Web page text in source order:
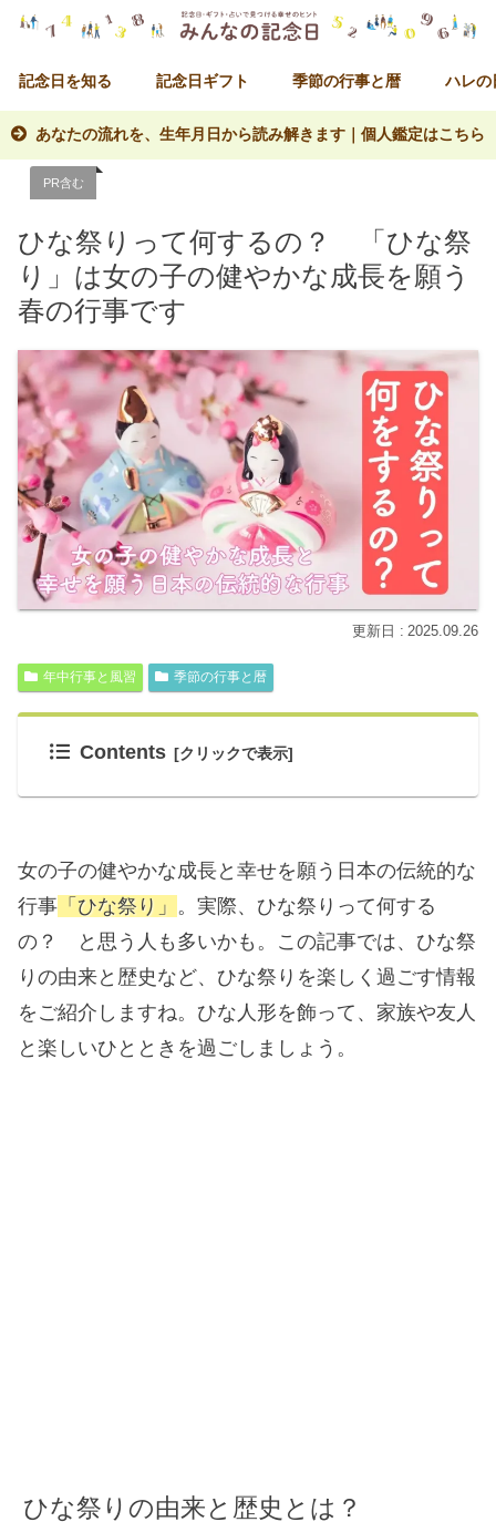
記念日を知る 記念日ギフト 季節の行事と暦 ハレの
あなたの流れを、生年月日から読み解きます｜個人鑑定はこちら
PR含む
ひな祭りって何するの？ 「ひな祭
り」は女の子の健やかな成長を願う
春の行事です
2025.09.26
年中行事と風習 季節の行事と暦
Contents
女の子の健やかな成長と幸せを願う日本の伝統的な
行事 「ひな祭り」 。実際、ひな祭りって何する
の？ と思う人も多いかも。この記事では、ひな祭
りの由来と歴史など、ひな祭りを楽しく過ごす情報
をご紹介しますね。ひな人形を飾って、家族や友人
と楽しいひとときを過ごしましょう。
ひな祭りの由来と歴史とは？